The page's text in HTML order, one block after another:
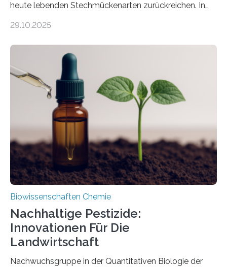
heute lebenden Stechmückenarten zurückreichen. In
Forschende die bisher älteste bekannte Stechmücken-
Region Kachin in Myanmar und hat sich in
ausgezeichnetem Zustand erhalten. Es konnte als neue
Art einer neuen Gattung beschrieben werden und trägt
nun den Namen Cretosabethes primaevus. Dieser erste
fossile Nachweis einer Stechmückenlarve in Bernstein
stellt gleichzeitig den ersten Fossilfund einer
Mückenlarve aus dem Mesozoikum dar, denn…
29.10.2025
Biowissenschaften Chemie
Nachhaltige Pestizide:
Innovationen Für Die
Landwirtschaft
Nachwuchsgruppe in der Quantitativen Biologie der